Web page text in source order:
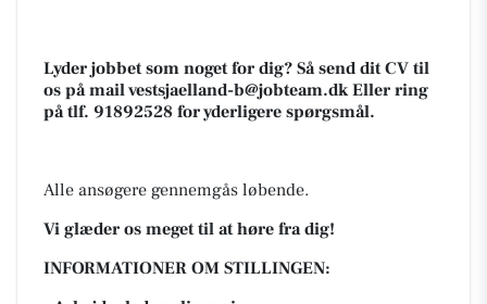
Lyder jobbet som noget for dig? Så send dit CV til
os på mailvestsjaelland-b@jobteam.dkEller ring
på tlf. 91892528 for yderligere spørgsmål.
Alle ansøgere gennemgås løbende.
Vi glæder os meget til at høre fra dig!
INFORMATIONER OM STILLINGEN: